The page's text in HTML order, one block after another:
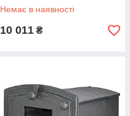
Немає в наявності
10 011 ₴